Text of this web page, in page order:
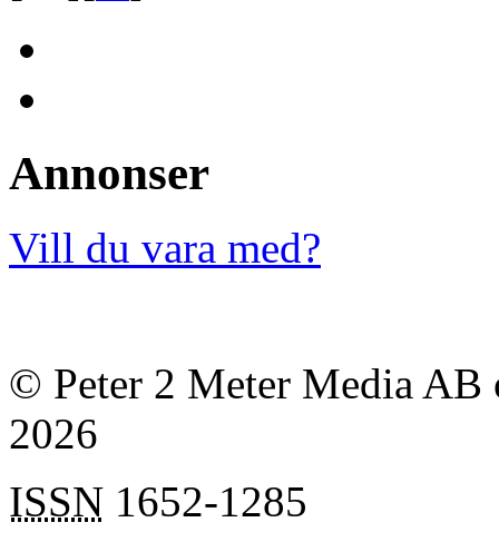
Annonser
Vill du vara med?
© Peter 2 Meter Media AB
2026
ISSN 1652-1285